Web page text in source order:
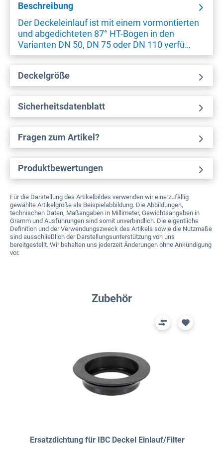
Beschreibung
Der Deckeleinlauf ist mit einem vormontierten
und abgedichteten 87° HT-Bogen in den
Varianten DN 50, DN 75 oder DN 110 verfü…
Deckelgröße
Sicherheitsdatenblatt
Fragen zum Artikel?
Produktbewertungen
Für die Darstellung des Artikelbildes verwenden wir eine zufällig
gewählte Artikelgröße als Beispielabbildung. Die Abbildungen,
technischen Daten, Maßangaben in Millimeter, Gewichtsangaben in
Gramm und Ausführungen sind somit unverbindlich. Die eigentliche
Definition und der Verwendungszweck des Artikels sowie die Nutzmaße
sind ausschließlich der Darstellungsunterstützung von uns
bereitgestellt. Wir behalten uns jederzeit Änderungen ohne Ankündigung
vor.
Produktgalerie überspringen
Zubehör
Ersatzdichtung für IBC Deckel Einlauf/Filter